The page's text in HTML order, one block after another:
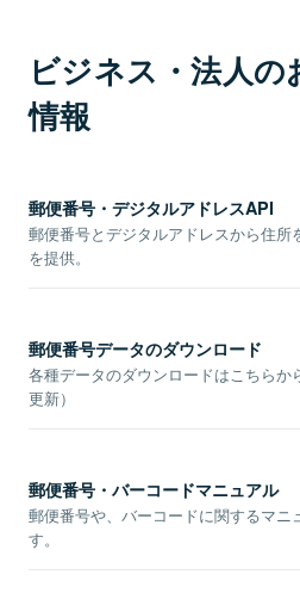
ビジネス・法人の
情報
郵便番号・デジタルアドレスAPI
郵便番号とデジタルアドレスから住所
を提供。
郵便番号データのダウンロード
各種データのダウンロードはこちらか
更新）
郵便番号・バーコードマニュアル
郵便番号や、バーコードに関するマニ
す。